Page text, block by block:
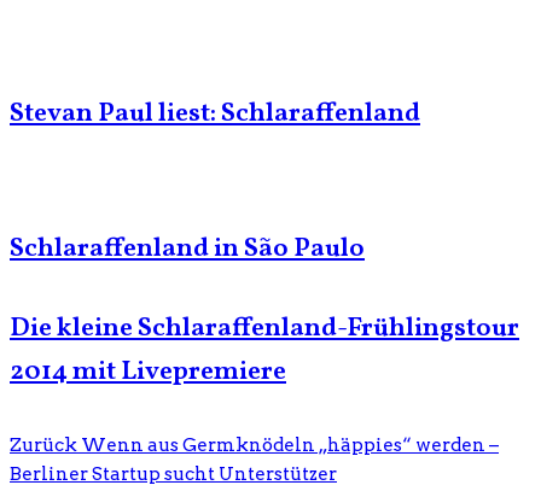
Stevan Paul liest: Schlaraffenland
Schlaraffenland in São Paulo
Die kleine Schlaraffenland-Frühlingstour
2014 mit Livepremiere
Zurück Wenn aus Germknödeln „häppies“ werden –
Berliner Startup sucht Unterstützer